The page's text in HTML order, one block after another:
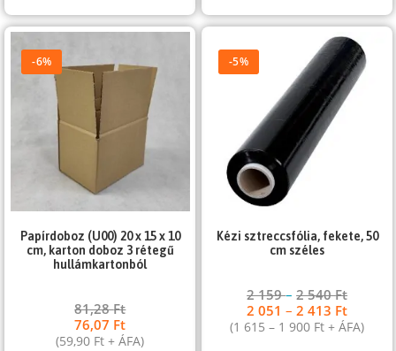
-6%
Papírdoboz (U00) 20 x 15 x 10
cm, karton doboz 3 rétegű
hullámkartonból
81,28Ft
76,07 Ft
(59,90 Ft + ÁFA)
-5%
Kézi sztreccsfólia, fekete, 50
cm széles
2 159–2 540Ft
2 051–2 413 Ft
(1 615– 1 900 Ft + ÁFA)